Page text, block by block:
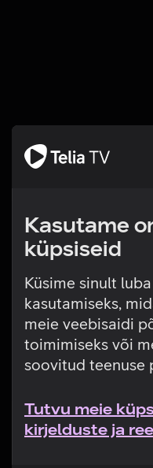
Kasutame
küpsiseid
Küsime sinult
kasutamiseks,
meie veebisaidi
toimimiseks või
soovitud teenuse
Tutvu meie
kirjelduste ja